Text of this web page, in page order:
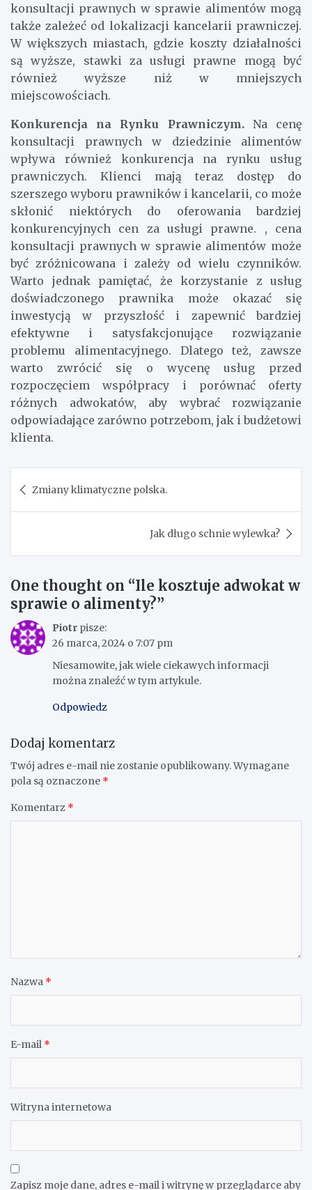
konsultacji prawnych w sprawie alimentów mogą
także zależeć od lokalizacji kancelarii prawniczej.
W większych miastach, gdzie koszty działalności
są wyższe, stawki za usługi prawne mogą być
również wyższe niż w mniejszych
miejscowościach.
Konkurencja na Rynku Prawniczym. Na cenę
konsultacji prawnych w dziedzinie alimentów
wpływa również konkurencja na rynku usług
prawniczych. Klienci mają teraz dostęp do
szerszego wyboru prawników i kancelarii, co może
skłonić niektórych do oferowania bardziej
konkurencyjnych cen za usługi prawne. , cena
konsultacji prawnych w sprawie alimentów może
być zróżnicowana i zależy od wielu czynników.
Warto jednak pamiętać, że korzystanie z usług
doświadczonego prawnika może okazać się
inwestycją w przyszłość i zapewnić bardziej
efektywne i satysfakcjonujące rozwiązanie
problemu alimentacyjnego. Dlatego też, zawsze
warto zwrócić się o wycenę usług przed
rozpoczęciem współpracy i porównać oferty
różnych adwokatów, aby wybrać rozwiązanie
odpowiadające zarówno potrzebom, jak i budżetowi
klienta.
wpisu
Zmiany klimatyczne polska.
Jak długo schnie wylewka?
One thought on “Ile kosztuje adwokat w
sprawie o alimenty?”
Piotr pisze:
26 marca, 2024 o 7:07 pm
Niesamowite, jak wiele ciekawych informacji
można znaleźć w tym artykule.
Odpowiedz
Dodaj komentarz
Twój adres e-mail nie zostanie opublikowany.Wymagane
pola są oznaczone *
Komentarz *
Nazwa *
E-mail *
Witryna internetowa
Zapisz moje dane, adres e-mail i witrynę w przeglądarce aby